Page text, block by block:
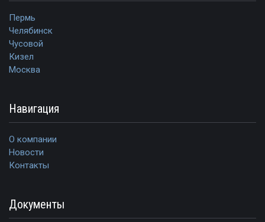
Пермь
Челябинск
Чусовой
Кизел
Москва
Навигация
О компании
Новости
Контакты
Документы